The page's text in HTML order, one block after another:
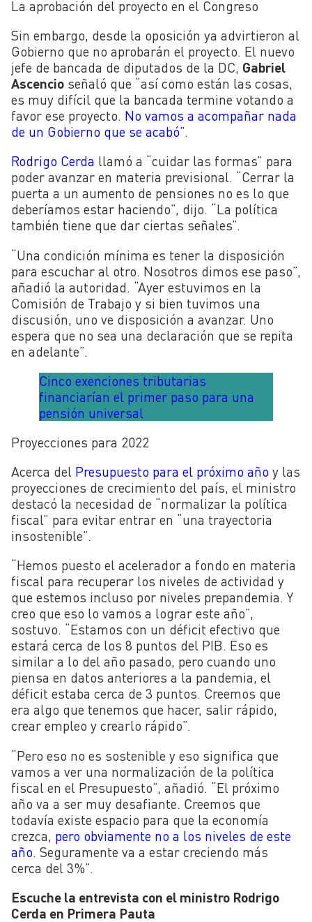
La aprobación del proyecto en el Congreso
Sin embargo, desde la oposición ya advirtieron al
Gobierno que no aprobarán el proyecto. El nuevo
jefe de bancada de diputados de la DC, Gabriel
Ascencio señaló que “así como están las cosas,
es muy difícil que la bancada termine votando a
favor ese proyecto. No vamos a acompañar nada
de un Gobierno que se acabó”.
Rodrigo Cerda llamó a “cuidar las formas” para
poder avanzar en materia previsional. “Cerrar la
puerta a un aumento de pensiones no es lo que
deberíamos estar haciendo”, dijo. “La política
también tiene que dar ciertas señales”.
“Una condición mínima es tener la disposición
para escuchar al otro. Nosotros dimos ese paso”,
añadió la autoridad. “Ayer estuvimos en la
Comisión de Trabajo y si bien tuvimos una
discusión, uno ve disposición a avanzar. Uno
espera que no sea una declaración que se repita
en adelante”.
Cinco exenciones tributarias
financiarían el primer paso para una
pensión universal
Proyecciones para 2022
Acerca del Presupuesto para el próximo año y las
proyecciones de crecimiento del país, el ministro
destacó la necesidad de “normalizar la política
fiscal” para evitar entrar en “una trayectoria
insostenible”.
“Hemos puesto el acelerador a fondo en materia
fiscal para recuperar los niveles de actividad y
que estemos incluso por niveles prepandemia. Y
creo que eso lo vamos a lograr este año”,
sostuvo. “Estamos con un déficit efectivo que
estará cerca de los 8 puntos del PIB. Eso es
similar a lo del año pasado, pero cuando uno
piensa en datos anteriores a la pandemia, el
déficit estaba cerca de 3 puntos. Creemos que
era algo que tenemos que hacer, salir rápido,
crear empleo y crearlo rápido”.
“Pero eso no es sostenible y eso significa que
vamos a ver una normalización de la política
fiscal en el Presupuesto”, añadió. “El próximo
año va a ser muy desafiante. Creemos que
todavía existe espacio para que la economía
crezca, pero obviamente no a los niveles de este
año. Seguramente va a estar creciendo más
cerca del 3%”.
Escuche la entrevista con el ministro Rodrigo
Cerda en Primera Pauta